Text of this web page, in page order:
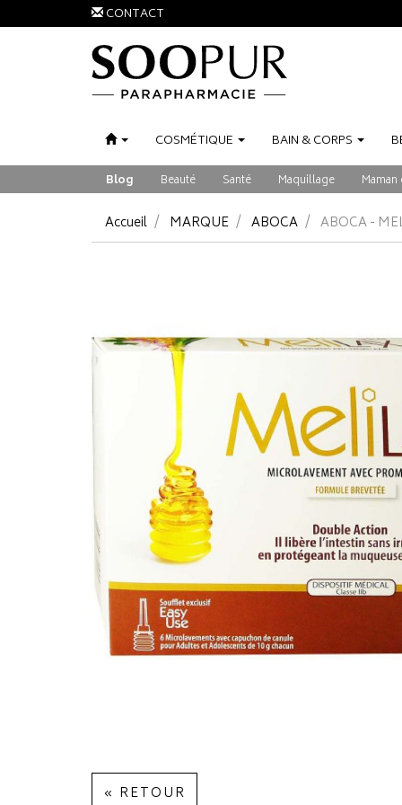
CONTACT
COSMÉTIQUE BAIN &CORPS
Blog Beauté Santé Maquillage
Accueil MARQUE ABOCA ABOCA -
« RETOUR